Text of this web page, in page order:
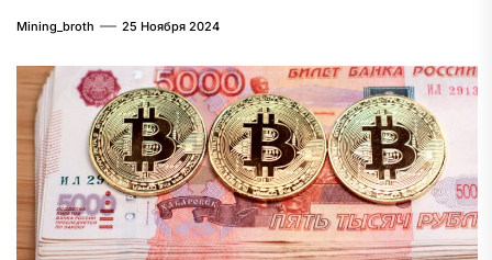
Mining_broth 25 Ноября 2024